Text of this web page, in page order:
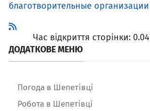
благотворительные организации
Час відкриття сторінки:
ДОДАТКОВЕ МЕНЮ
Погода в Шепетівці
Робота в Шепетівці